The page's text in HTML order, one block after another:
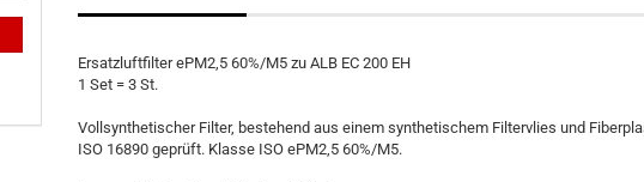
Ersatzluftfilter ePM2,5 60%/M5 zu ALB EC 200 EH
1 Set = 3 St.
Vollsynthetischer Filter, bestehend aus einem synthetischem Filtervlies und
ISO 16890 geprüft. Klasse ISO ePM2,5 60%/M5.